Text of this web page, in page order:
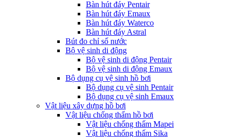
Bàn hút đáy Pentair
Bàn hút đáy Emaux
Bàn hút đáy Waterco
Bàn hút đáy Astral
Bút đo chỉ số nước
Bộ vệ sinh di động
Bộ vệ sinh di động Pentair
Bộ vệ sinh di động Emaux
Bộ dụng cụ vệ sinh hồ bơi
Bộ dụng cụ vệ sinh Pentair
Bộ dụng cụ vệ sinh Emaux
Vật liệu xây dựng hồ bơi
Vật liệu chống thấm hồ bơi
Vật liệu chống thấm Mapei
Vật liệu chống thấm Sika